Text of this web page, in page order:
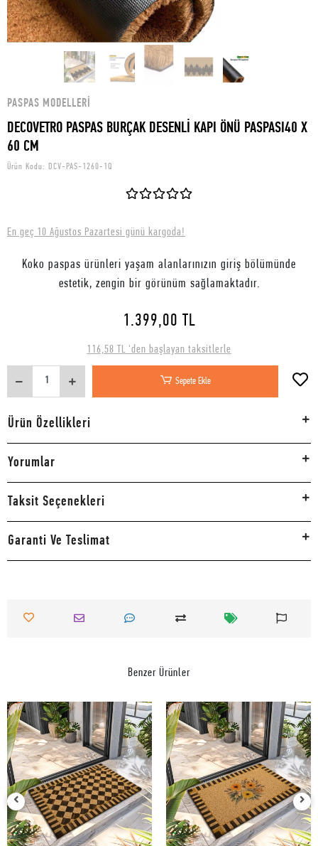
PASPAS MODELLERI
DECOVETRO PASPAS BURÇAK DESENLİ KAPI ÖNÜ PASPASI40 X
60 CM
Ürün Kodu: DCV-PAS-1260-1Q
En geç 10 Ağustos Pazartesi günü kargoda!
Koko paspas ürünleri yaşam alanlarınızın giriş bölümünde
estetik, zengin bir görünüm sağlamaktadır.
1.399,00 TL
116,58 TL 'den başlayan taksitlerle
Sepete Ekle
Ürün Özellikleri
Yorumlar
Taksit Seçenekleri
Garanti Ve Teslimat
Benzer Ürünler